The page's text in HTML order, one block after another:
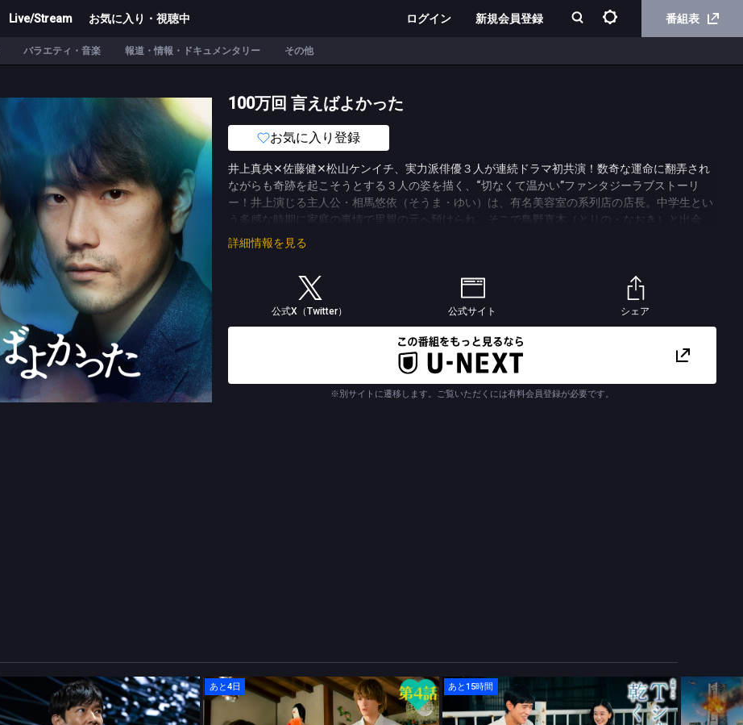
Live/Stream お気に入り・視聴中 ログイン 新規会員登録 番組表
バラエティ・音楽 報道・情報・ドキュメンタリー その他
100万回 言えばよかった
お気に入り登録
井上真央✕佐藤健✕松山ケンイチ、実力派俳優３人が連続ドラマ初共演！数奇な運命に翻弄され
ながらも奇跡を起こそうとする３人の姿を描く、“切なくて温かい”ファンタジーラブストーリ
ー！井上演じる主人公・相馬悠依（そうま・ゆい）は、有名美容室の系列店の店長。中学生とい
う多感な時期に家庭の事情で里親の元へ預けられ、そこで鳥野直木（とりの・なおき）と出会
う。その後、直木とは別々の道を歩み音信不通だったが、直木が営む料理店で偶然再会。昔と変
わらない空気感の直木に自然と惹かれた悠依は、彼となら幸せになれるという確信を持つが、直
想い、悩みながらも少しずつ前を向いて歩み出す切ない主人公を熱演する。そして、佐藤が演じ
る直木は、悠依と同じく家庭の事情で里親に預けられた過去を持つ。料理人の道を目指していた
長くなるにつれ、この先の人生も一緒に歩んでいきたいと思うようになるが、ある日突然事件に
巻き込まれ、死んだ時の記憶が無いまま魂となって現世をさまようことになってしまう…。さら
に、現世をさまよう直木と唯一意思の疎通ができる刑事・魚住譲（うおずみ・ゆずる）を演じる
のは松山ケンイチ。実家は千年続く寺であり、霊媒体質の家系に生まれたが幼少期からその才能
詳細情報を見る
公式X（Twitter） 公式サイト シェア
※別サイトに遷移します。ご覧いただくには有料会員登録が必要です。
あと4日 あと15時間